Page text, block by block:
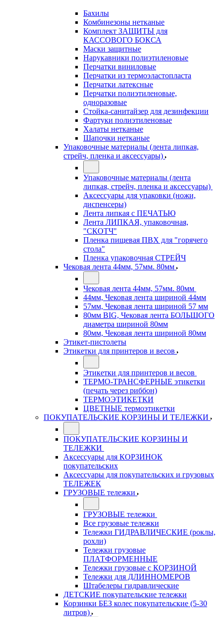
Бахилы
Комбинезоны нетканые
Комплект ЗАЩИТЫ для
КАССОВОГО БОКСА
Маски защитные
Нарукавники полиэтиленовые
Перчатки виниловые
Перчатки из термоэластопласта
Перчатки латексные
Перчатки полиэтиленовые,
одноразовые
Стойка-санитайзер для дезинфекции
Фартуки полиэтиленовые
Халаты нетканые
Шапочки нетканые
Упаковочные материалы (лента липкая,
стрейч, пленка и аксессуары)
Упаковочные материалы (лента
липкая, стрейч, пленка и аксессуары)
Аксессуары для упаковки (ножи,
диспенсеры)
Лента липкая с ПЕЧАТЬЮ
Лента ЛИПКАЯ, упаковочная,
"СКОТЧ"
Пленка пищевая ПВХ для "горячего
стола"
Пленка упаковочная СТРЕЙЧ
Чековая лента 44мм, 57мм. 80мм
Чековая лента 44мм, 57мм. 80мм
44мм, Чековая лента шириной 44мм
57мм, Чековая лента шириной 57 мм
80мм BIG, Чековая лента БОЛЬШОГО
диаметра шириной 80мм
80мм, Чековая лента шириной 80мм
Этикет-пистолеты
Этикетки для принтеров и весов
Этикетки для принтеров и весов
ТЕРМО-ТРАНСФЕРНЫЕ этикетки
(печать через риббон)
ТЕРМОЭТИКЕТКИ
ЦВЕТНЫЕ термоэтикетки
ПОКУПАТЕЛЬСКИЕ КОРЗИНЫ И ТЕЛЕЖКИ
ПОКУПАТЕЛЬСКИЕ КОРЗИНЫ И
ТЕЛЕЖКИ
Аксессуары для КОРЗИНОК
покупательских
Аксессуары для покупательских и грузовых
ТЕЛЕЖЕК
ГРУЗОВЫЕ тележки
ГРУЗОВЫЕ тележки
Все грузовые тележки
Тележки ГИДРАВЛИЧЕСКИЕ (роклы,
рохли)
Тележки грузовые
ПЛАТФОРМЕННЫЕ
Тележки грузовые с КОРЗИНОЙ
Тележки для ДЛИННОМЕРОВ
Штабелеры гидравлические
ДЕТСКИЕ покупательские тележки
Корзинки БЕЗ колес покупательские (5-30
литров)